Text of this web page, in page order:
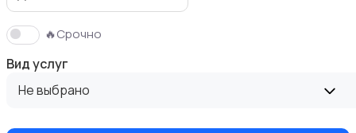
Красота и здоровье
🔥Срочно
Вид услуг
Не выбрано